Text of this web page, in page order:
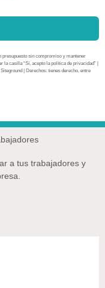
presupuesto sin compromiso y mantener
casilla “Sí, acepto la política de privacidad” |
| Derechos: tienes derecho, entre
a tus trabajadores y